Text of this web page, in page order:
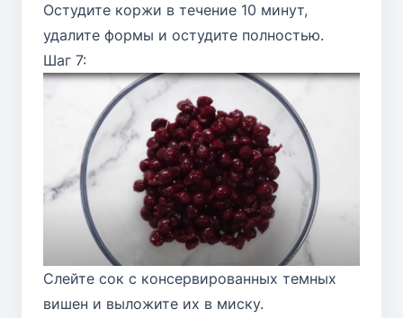
Остудите коржи в течение 10 минут,
удалите формы и остудите полностью.
Шаг 7:
Слейте сок с консервированных темных
вишен и выложите их в миску.